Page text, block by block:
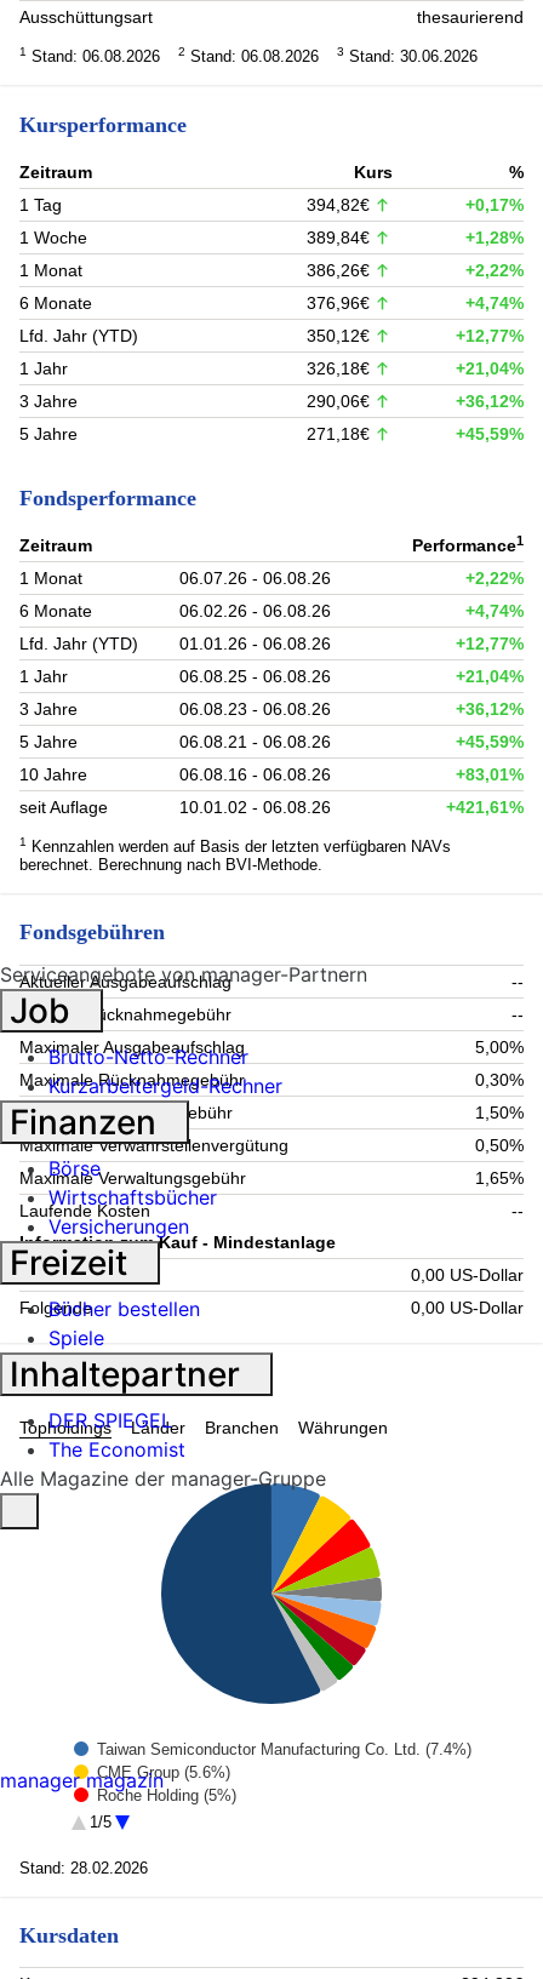
Ausschüttungsart thesaurierend
1 Stand: 06.08.2026 2 Stand: 06.08.2026 3 Stand: 30.06.2026
Kursperformance
Zeitraum Kurs
%
1 Tag
394,82€
+0,17%
1 Woche
389,84€
+1,28%
1 Monat
386,26€
+2,22%
6 Monate
376,96€
+4,74%
Lfd. Jahr (YTD)
350,12€
+12,77%
1 Jahr
326,18€
+21,04%
3 Jahre
290,06€
+36,12%
5 Jahre
271,18€ +45,59%
Fondsperformance
Zeitraum Performance1
1 Monat 06.07.26 - 06.08.26
+2,22%
6 Monate
06.02.26 - 06.08.26
+4,74%
Lfd. Jahr (YTD)
01.01.26 - 06.08.26
+12,77%
1 Jahr
06.08.25 - 06.08.26
+21,04%
3 Jahre
06.08.23 - 06.08.26
+36,12%
5 Jahre
06.08.21 - 06.08.26
+45,59%
10 Jahre
06.08.16 - 06.08.26
+83,01%
seit Auflage
10.01.02 - 06.08.26 +421,61%
1
Kennzahlen werden auf Basis der letzten verfügbaren NAVs
berechnet. Berechnung nach BVI-Methode.
Fondsgebühren
Aktueller Ausgabeaufschlag
--
Aktuelle Rücknahmegebühr
--
Maximaler Ausgabeaufschlag
5,00%
Maximale Rücknahmegebühr
0,30%
Aktuelle Verwaltungsgebühr
1,50%
Maximale Verwahrstellenvergütung
0,50%
Maximale Verwaltungsgebühr
1,65%
Laufende Kosten
--
Information zum Kauf - Mindestanlage
Einmalig
0,00 US-Dollar
Folgende
0,00 US-Dollar
Fondsstruktur
Topholdings Länder Branchen Währungen
Taiwan Semiconductor Manufacturing Co. Ltd. (7.4%)
CME Group (5.6%)
Roche Holding (5%)
Vinci (4.6%)
Coca-Cola Co (3.6%)
Power Grid Corporation of India (3.1%)
1/5
Stand: 28.02.2026
Kursdaten
Serviceangebote von manager-Partnern
Job
Brutto-Netto-Rechner
Kurzarbeitergeld-Rechner
Finanzen
Börse
Wirtschaftsbücher
Versicherungen
Freizeit
Bücher bestellen
Spiele
Inhaltepartner
DER SPIEGEL
The Economist
Alle Magazine der manager-Gruppe
manager magazin